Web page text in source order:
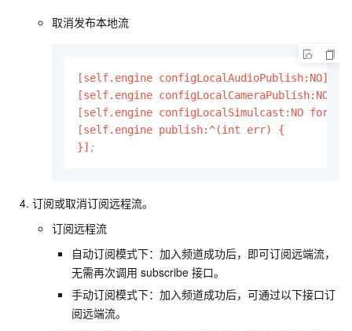
取消发布本地流
[self.engine configLocalAudioPublish:NO]
[self.engine configLocalCameraPublish:NO]
[self.engine configLocalSimulcast:NO
[self.engine publish:^(int err) {
}] ;
订阅或取消订阅远程流。
订阅远程流
自动订阅模式下：加入频道成功后，即可订阅远端流，
无需再次调用 subscribe 接口。
手动订阅模式下：加入频道成功后，可通过以下接口订
阅远端流。